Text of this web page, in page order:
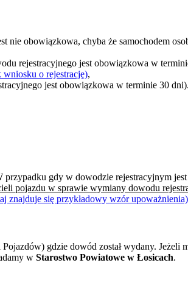
nie obowiązkowa, chyba że samochodem
rejestracyjnego jest obowiązkowa w
wniosku o rejestrację),
jest obowiązkowa w terminie 30 dni).
gdy w dowodzie rejestracyjnym jest
pojazdu w sprawie wymiany dowodu
znajduje się przykładowy wzór upoważnienia)
gdzie dowód został wydany. Jeżeli
w Starostwo Powiatowe w Łosicach.